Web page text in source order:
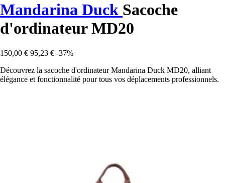
Mandarina Duck Sacoche
d'ordinateur MD20
150,00 € 95,23 € -37%
Découvrez la sacoche d'ordinateur Mandarina Duck MD20, alliant
élégance et fonctionnalité pour tous vos déplacements professionnels.